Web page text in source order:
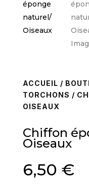
ACCUEIL /
TORCHONS /
OISEAUX
Chiffon
Oiseaux
6,50 €